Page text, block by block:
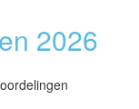
2026